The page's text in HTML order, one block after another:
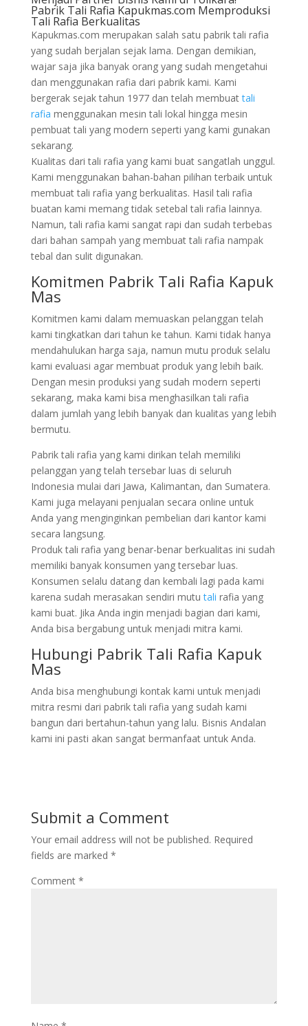
Pabrik Tali Rafia Kapukmas.com Memproduksi
Tali Rafia Berkualitas
Kapukmas.com merupakan salah satu pabrik tali rafia
yang sudah berjalan sejak lama. Dengan demikian,
wajar saja jika banyak orang yang sudah mengetahui
dan menggunakan rafia dari pabrik kami. Kami
bergerak sejak tahun 1977 dan telah membuattali
rafia menggunakan mesin tali lokal hingga mesin
pembuat tali yang modern seperti yang kami gunakan
sekarang.
Kualitas dari tali rafia yang kami buat sangatlah unggul.
Kami menggunakan bahan-bahan pilihan terbaik untuk
membuat tali rafia yang berkualitas. Hasil tali rafia
buatan kami memang tidak setebal tali rafia lainnya.
Namun, tali rafia kami sangat rapi dan sudah terbebas
dari bahan sampah yang membuat tali rafia nampak
tebal dan sulit digunakan.
Komitmen Pabrik Tali Rafia Kapuk
Mas
Komitmen kami dalam memuaskan pelanggan telah
kami tingkatkan dari tahun ke tahun. Kami tidak hanya
mendahulukan harga saja, namun mutu produk selalu
kami evaluasi agar membuat produk yang lebih baik.
Dengan mesin produksi yang sudah modern seperti
sekarang, maka kami bisa menghasilkan tali rafia
dalam jumlah yang lebih banyak dan kualitas yang lebih
bermutu.
Pabrik tali rafia yang kami dirikan telah memiliki
pelanggan yang telah tersebar luas di seluruh
Indonesia mulai dari Jawa, Kalimantan, dan Sumatera.
Kami juga melayani penjualan secara online untuk
Anda yang menginginkan pembelian dari kantor kami
secara langsung.
Produk tali rafia yang benar-benar berkualitas ini sudah
memiliki banyak konsumen yang tersebar luas.
Konsumen selalu datang dan kembali lagi pada kami
karena sudah merasakan sendiri mututali rafia yang
kami buat. Jika Anda ingin menjadi bagian dari kami,
Anda bisa bergabung untuk menjadi mitra kami.
Hubungi Pabrik Tali Rafia Kapuk
Mas
Anda bisa menghubungi kontak kami untuk menjadi
mitra resmi dari pabrik tali rafia yang sudah kami
bangun dari bertahun-tahun yang lalu. Bisnis Andalan
kami ini pasti akan sangat bermanfaat untuk Anda.
Submit a Comment
Your email address will not be published. Required
fields are marked *
Comment *